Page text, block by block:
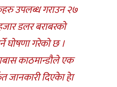
उपलब्ध गराउन २७
डलर बराबरको
घोषणा गरेको छ ।
काठमान्डौले एक
जानकारी दिएकेा हेा